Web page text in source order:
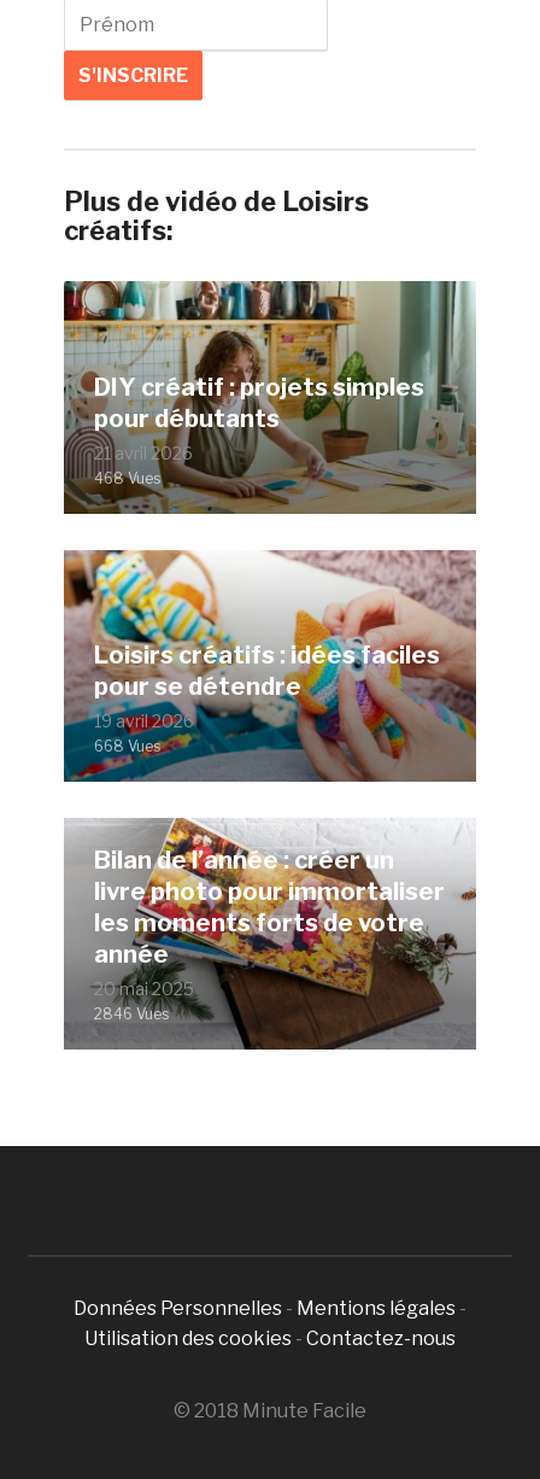
Plus de vidéo de Loisirs
créatifs:
DIY créatif : projets simples
pour débutants
21 avril 2026
468 Vues
Loisirs créatifs : idées faciles
pour se détendre
19 avril 2026
668 Vues
Bilan de l’année : créer un
livre photo pour immortaliser
les moments forts de votre
année
20 mai 2025
2846 Vues
Données Personnelles - Mentions légales -
Utilisation des cookies - Contactez-nous
© 2018 Minute Facile